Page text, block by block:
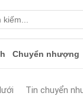
Chuyển nhượng
Tin chuyển